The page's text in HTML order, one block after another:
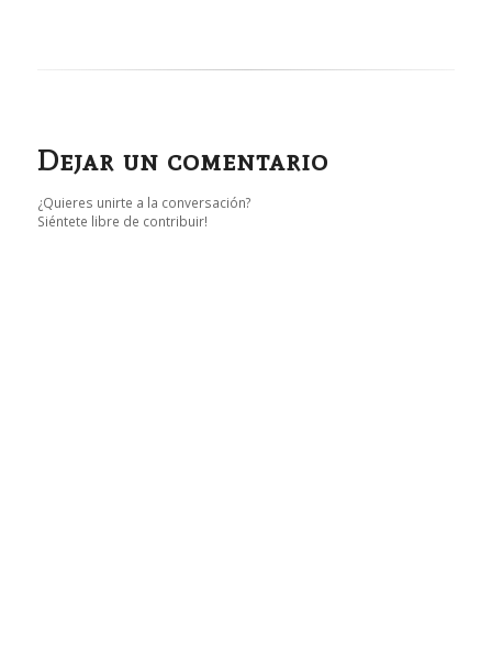
Dejar un comentario
¿Quieres unirte a la conversación?
Siéntete libre de contribuir!